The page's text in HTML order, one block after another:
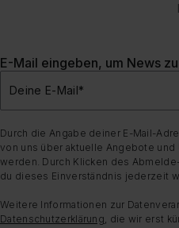
E-Mail eingeben, um News
Deine E-Mail*
Durch die Angabe deiner E-Mail-
von uns über aktuelle Angebote
werden. Durch Klicken des
du dieses Einverständnis jederzeit
Weitere Informationen zur
Datenschutzerklärung , die wir erst